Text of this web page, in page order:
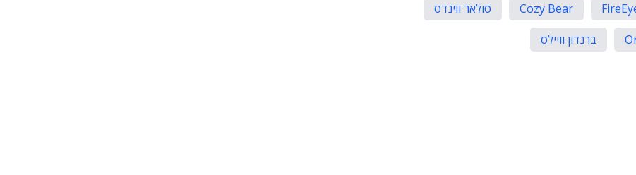
Cozy Bear
סולאר ווינדס
ברנדון וויילס